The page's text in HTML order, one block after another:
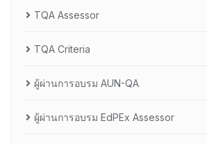
TQA Assessor
TQA Criteria
ผู้ผ่านการอบรม AUN-QA
ผู้ผ่านการอบรม EdPEx Assessor